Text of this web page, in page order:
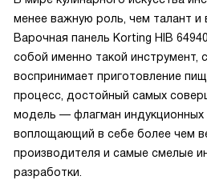
Очистка не доставляет проблем:
Электрическое подключение и
установку проще, хотя место у
сначала волновалась о проводах.
готово, а автоматическое
менее важную роль, чем талант и
Варочная панель Korting HIB
собой именно такой инструмент,
воспринимает приготовление
процесс, достойный самых
модель — флагман индукционных
воплощающий в себе более чем
производителя и самые смелые
разработки.